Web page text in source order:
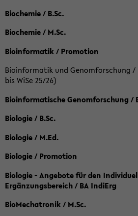
Biochemie / B.Sc.
Biochemie / M.Sc.
Bioinformatik / Promotion
Bioinformatik und Genomforschung /
bis WiSe 25/26)
Bioinformatische Genomforschung /
Biologie / B.Sc.
Biologie / M.Ed.
Biologie / Promotion
Biologie - Angebote für den
Ergänzungsbereich / BA IndiErg
BioMechatronik / M.Sc.